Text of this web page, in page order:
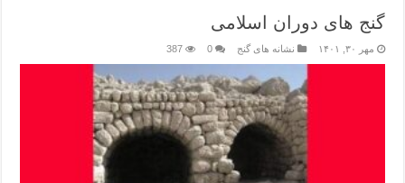
گنج های دوران اسلامی
مهر ۳۰, ۱۴۰۱ نشانه های گنج 0
387